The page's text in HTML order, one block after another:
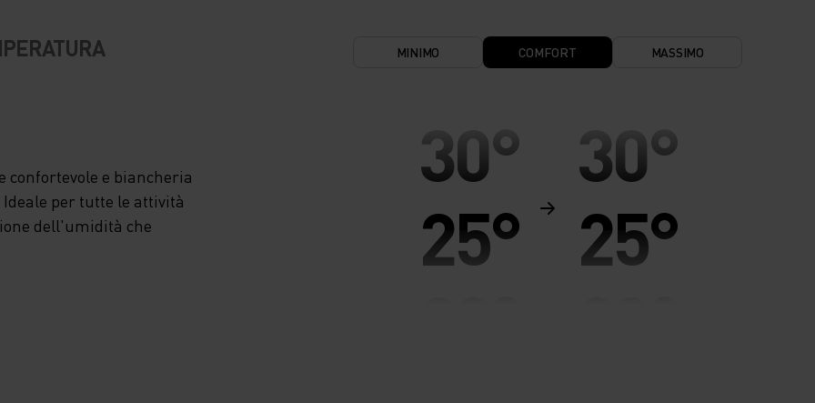
DI
e biancheria
per tutte le attività
dell'umidità che
MINIMO COMFORT MASSIMO
30°
25°
30°
25°